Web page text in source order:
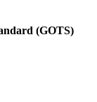
(GOTS)